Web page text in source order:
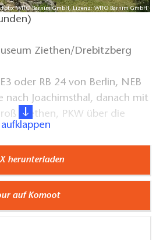
WITO Barnim GmbH, Lizenz: WITO Barnim GmbH
Ziethen/Drebitzberg
oder RB 24 von Berlin, NEB
nach Joachimsthal, danach mit
Ziethen, PKW über die
befestigte Wege und loser
aufklappen
herunterladen
auf Komoot